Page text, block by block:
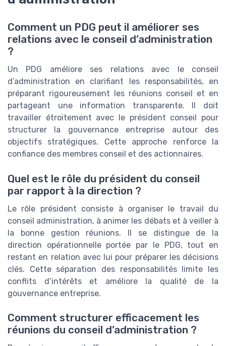
Comment un PDG peut il améliorer ses
relations avec le conseil d’administration
?
Un PDG améliore ses relations avec le conseil
d’administration en clarifiant les responsabilités, en
préparant rigoureusement les réunions conseil et en
partageant une information transparente. Il doit
travailler étroitement avec le président conseil pour
structurer la gouvernance entreprise autour des
objectifs stratégiques. Cette approche renforce la
confiance des membres conseil et des actionnaires.
Quel est le rôle du président du conseil
par rapport à la direction ?
Le rôle président consiste à organiser le travail du
conseil administration, à animer les débats et à veiller à
la bonne gestion réunions. Il se distingue de la
direction opérationnelle portée par le PDG, tout en
restant en relation avec lui pour préparer les décisions
clés. Cette séparation des responsabilités limite les
conflits d’intérêts et améliore la qualité de la
gouvernance entreprise.
Comment structurer efficacement les
réunions du conseil d’administration ?